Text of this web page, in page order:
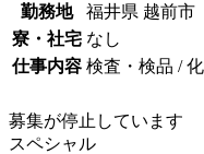
勤務地
福井県 越前市
寮・社宅 なし
仕事内容 検査・検品 /
募集が停止しています
スペシャル